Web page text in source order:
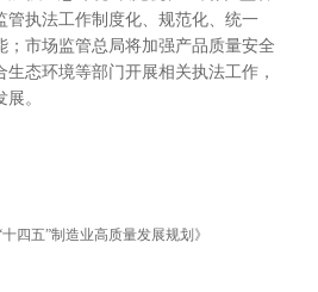
管执法工作制度化、规范化、统一
；市场监管总局将加强产品质量安全
态环境等部门开展相关执法工作，
。
四五”制造业高质量发展规划》